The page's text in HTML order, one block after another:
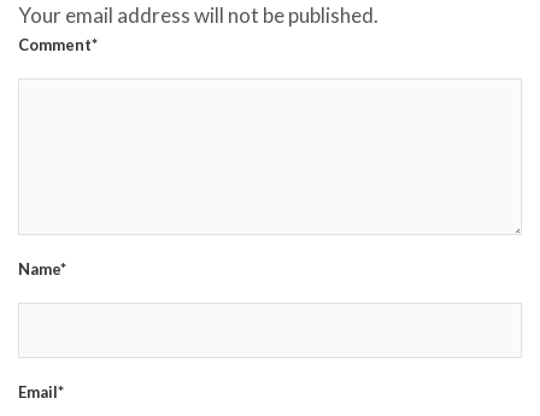
Your email address will not be published.
Comment*
Name*
Email*